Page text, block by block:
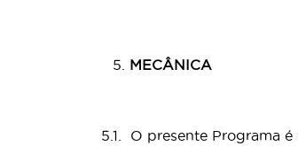
MECÂNICA
5.1. O presente Programa